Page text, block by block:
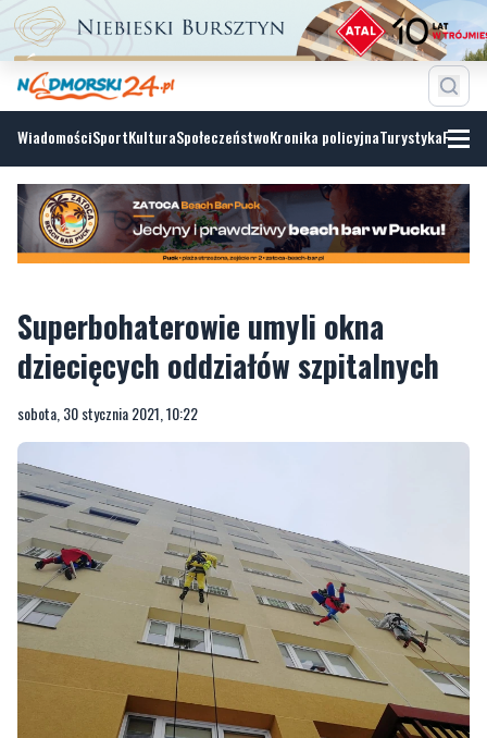
WiadomościSportKulturaSpołeczeństwoKronika policyjnaTurystyka
Superbohaterowie umyli okna
dziecięcych oddziałów szpitalnych
sobota, 30 stycznia 2021, 10:22